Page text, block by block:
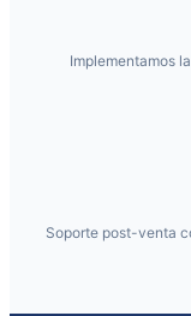
Implementamos
Soporte post-venta